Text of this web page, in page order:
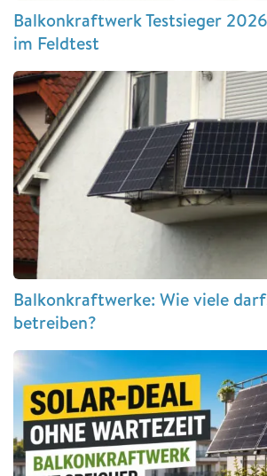
Balkonkraftwerk Testsieger
im Feldtest
Balkonkraftwerke: Wie viele
betreiben?